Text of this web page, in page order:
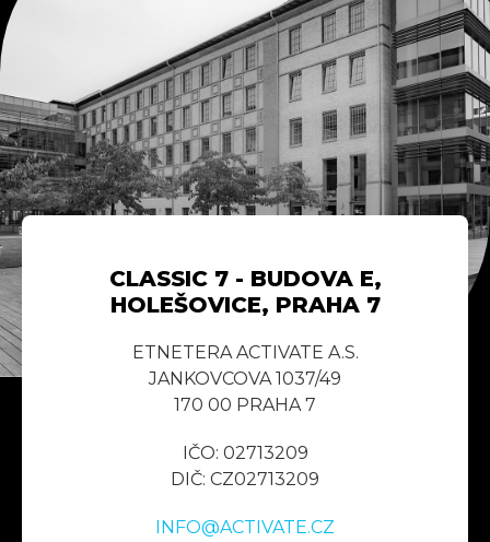
CLASSIC 7 - BUDOVA E,
HOLEŠOVICE, PRAHA 7
ETNETERA ACTIVATE A.S.
JANKOVCOVA 1037/49
170 00 PRAHA 7
IČO: 02713209
DIČ: CZ02713209
INFO@ACTIVATE.CZ